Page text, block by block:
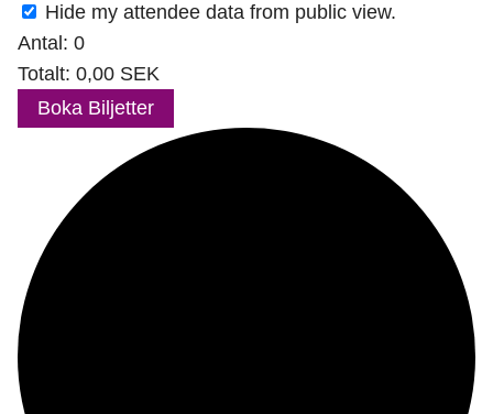
hus
quantity
for
Healing
Öppet
hus
Hide my attendee data from public view.
Antal: 0
Totalt: 0,00 SEK
Boka Biljetter